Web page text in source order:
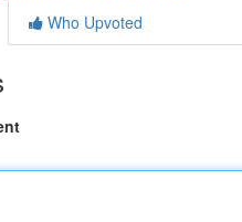
Who Upvoted